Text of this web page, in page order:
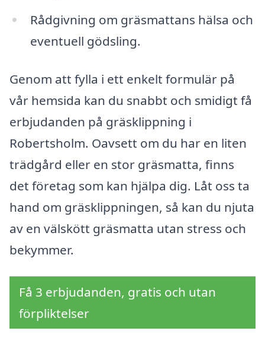
Rådgivning om gräsmattans hälsa och
eventuell gödsling.
Genom att fylla i ett enkelt formulär på
vår hemsida kan du snabbt och smidigt få
erbjudanden på gräsklippning i
Robertsholm. Oavsett om du har en liten
trädgård eller en stor gräsmatta, finns
det företag som kan hjälpa dig. Låt oss ta
hand om gräsklippningen, så kan du njuta
av en välskött gräsmatta utan stress och
bekymmer.
Få 3 erbjudanden, gratis och utan
förpliktelser